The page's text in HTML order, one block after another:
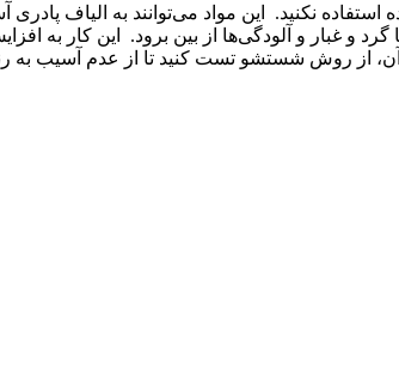
استفاده نکنید. این مواد می‌توانند به الیاف پادری
گرد و غبار و آلودگی‌ها از بین برود. این کار به
از روش شستشو تست کنید تا از عدم آسیب به